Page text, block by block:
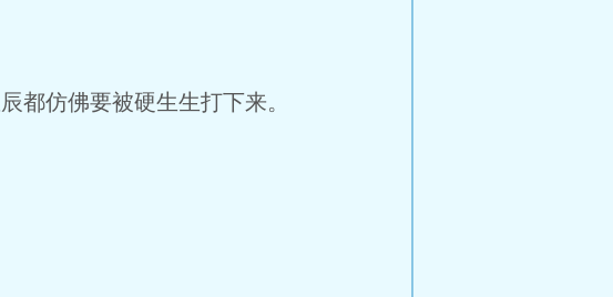
仿佛要被硬生生打下来。